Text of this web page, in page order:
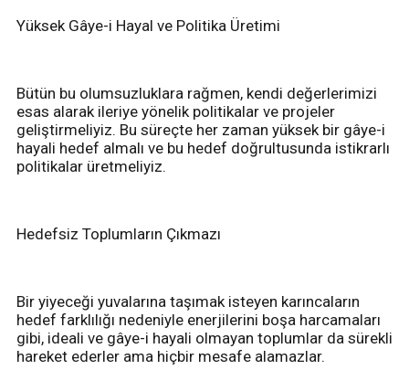
Yüksek Gâye-i Hayal ve Politika Üretimi
Bütün bu olumsuzluklara rağmen, kendi değerlerimizi
esas alarak ileriye yönelik politikalar ve projeler
geliştirmeliyiz. Bu süreçte her zaman yüksek bir gâye-i
hayali hedef almalı ve bu hedef doğrultusunda istikrarlı
politikalar üretmeliyiz.
Hedefsiz Toplumların Çıkmazı
Bir yiyeceği yuvalarına taşımak isteyen karıncaların
hedef farklılığı nedeniyle enerjilerini boşa harcamaları
gibi, ideali ve gâye-i hayali olmayan toplumlar da sürekli
hareket ederler ama hiçbir mesafe alamazlar.